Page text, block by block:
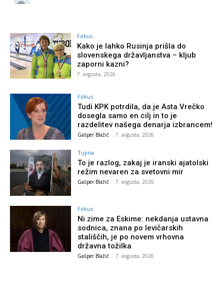
Fokus
Kako je lahko Rusinja prišla do
slovenskega državljanstva – kljub
zaporni kazni?
7. avgusta, 2026
Fokus
Tudi KPK potrdila, da je Asta Vrečko
dosegla samo en cilj in to je
razdelitev našega denarja izbrancem!
Gašper Blažič - 7. avgusta, 2026
Tujina
To je razlog, zakaj je iranski ajatolski
režim nevaren za svetovni mir
Gašper Blažič - 7. avgusta, 2026
Fokus
Ni zime za Eskime: nekdanja ustavna
sodnica, znana po levičarskih
stališčih, je po novem vrhovna
državna tožilka
Gašper Blažič - 7. avgusta, 2026